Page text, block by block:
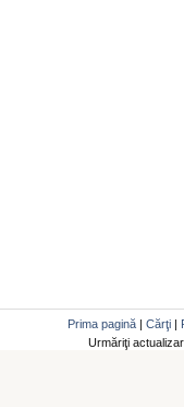
Prima pagină| Cărţi|
Urmăriţi